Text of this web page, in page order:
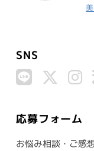
SNS
応募フォーム
お悩み相談・ご感